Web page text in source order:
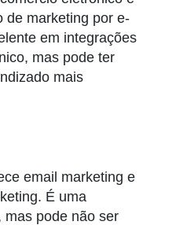
de marketing por e-
em integrações
mas pode ter
mais
email marketing e
É uma
mas pode não ser